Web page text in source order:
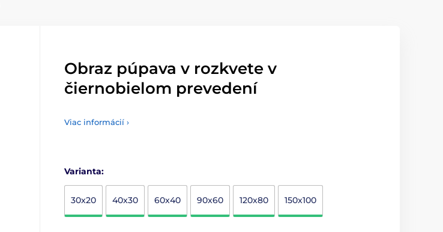
Obraz púpava v rozkvete v
čiernobielom prevedení
Viac informácií ›
Varianta:
30x20 40x30 60x40 90x60 120x80 150x100